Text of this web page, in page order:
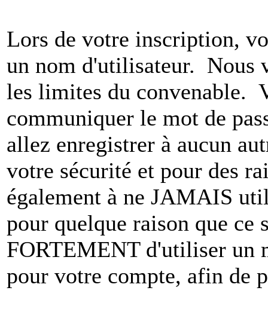
Lors de votre inscription,
un nom d'utilisateur. Nous
les limites du convenable.
communiquer le mot de
allez enregistrer à aucun
votre sécurité et pour des
également à ne JAMAIS
pour quelque raison que
FORTEMENT d'utiliser un
pour votre compte, afin de